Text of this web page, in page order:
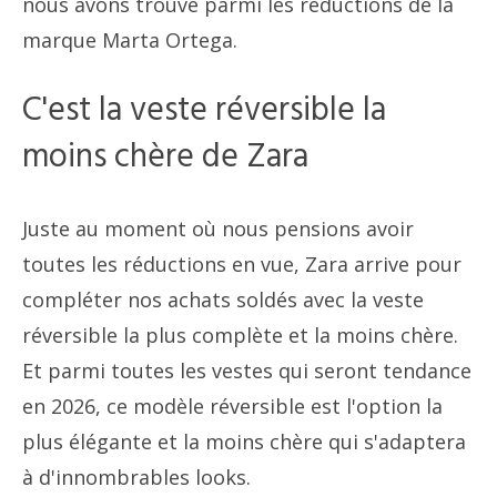
marque Marta Ortega.
C'est la veste réversible la
moins chère de Zara
Juste au moment où nous pensions avoir
toutes les réductions en vue, Zara arrive pour
compléter nos achats soldés avec la veste
réversible la plus complète et la moins chère.
Et parmi toutes les vestes qui seront tendance
en 2026, ce modèle réversible est l'option la
plus élégante et la moins chère qui s'adaptera
à d'innombrables looks.